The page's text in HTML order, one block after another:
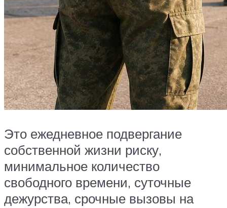
Это ежедневное подвергание
собственной жизни риску,
минимальное количество
свободного времени, суточные
дежурства, срочные вызовы на